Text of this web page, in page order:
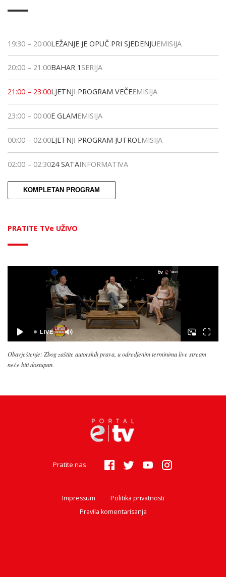
19:30 – 20:00LEŽANJE JE OPUČ PRI SJEDENJUEMISIJA
20:00 – 21:00BAHAR 1 SERIJA
21:00 – 23:00LJETNJI PROGRAM VEČEEMISIJA
23:00 – 00:00E GLAMEMISIJA
00:00 – 02:00LJETNJI PROGRAM JUTROEMISIJA
02:00 – 02:3024 SATAINFORMATIVA
KOMPLETAN PROGRAM
PRATITE TVe UŽIVO
Obavještenje: Zbog zaštite autorskih prava, u odredjenim terminima live stream
neće biti dostupan.
Pratite nas
Impressum
Politika privatnosti
Pravila komentarisanja